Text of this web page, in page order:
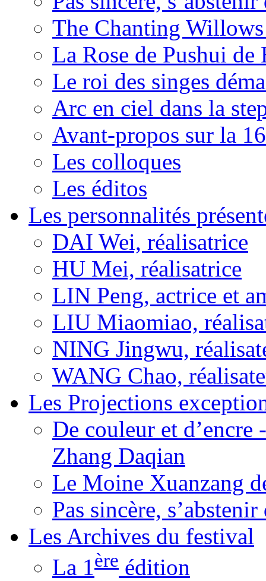
The Chanting
La Rose de Pushui de
Le roi des singes
Arc en ciel dans la
Avant-propos sur la
Les colloques
Les éditos
Les personnalités
DAI Wei, réalisatrice
HU Mei, réalisatrice
LIN Peng, actrice et
LIU Miaomiao,
NING Jingwu,
WANG Chao,
Les Projections
De couleur et
Zhang Daqian
Le Moine Xuanzang
Pas sincère,
Les Archives du festival
La 1ère édition